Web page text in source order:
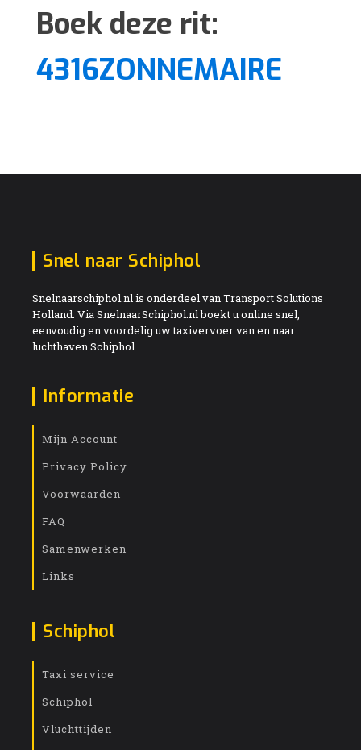
Boek deze rit:
4316ZONNEMAIRE
Snel naar Schiphol
Snelnaarschiphol.nl is onderdeel van Transport Solutions
Holland. Via SnelnaarSchiphol.nl boekt u online snel,
eenvoudig en voordelig uw taxivervoer van en naar
luchthaven Schiphol.
Informatie
Mijn Account
Privacy Policy
Voorwaarden
FAQ
Samenwerken
Links
Schiphol
Taxi service
Schiphol
Vluchttijden